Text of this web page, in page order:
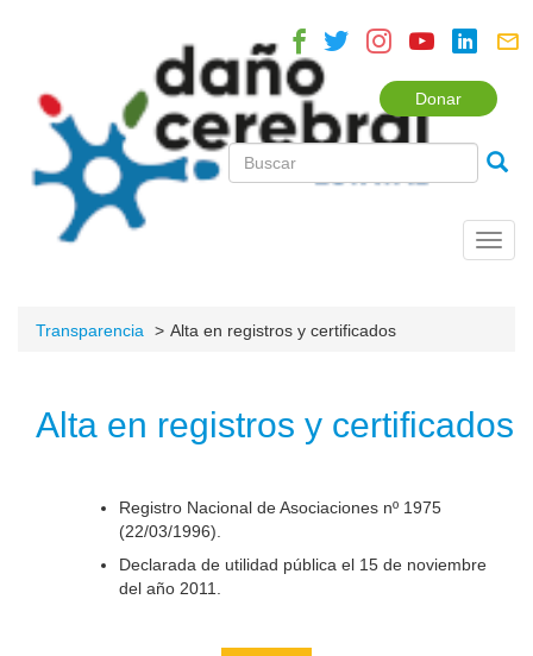
Donar
Transparencia Alta en registros y certificados
Alta en registros y certificados
Registro Nacional de Asociaciones nº 1975
(22/03/1996).
Declarada de utilidad pública el 15 de noviembre
del año 2011.